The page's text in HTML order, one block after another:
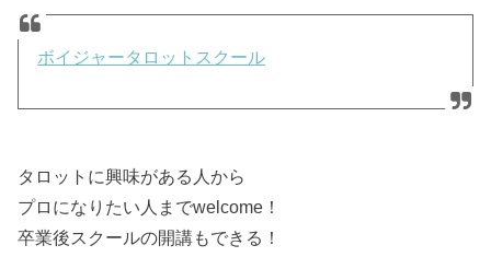
ボイジャータロットスクール
タロットに興味がある人から
プロになりたい人までwelcome！
卒業後スクールの開講もできる！